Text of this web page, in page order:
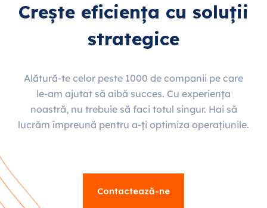
Crește eficiența cu soluții
strategice
Alătură-te celor peste 1000 de companii pe care
le-am ajutat să aibă succes. Cu experiența
noastră, nu trebuie să faci totul singur. Hai să
lucrăm împreună pentru a-ți optimiza operațiunile.
Contactează-ne